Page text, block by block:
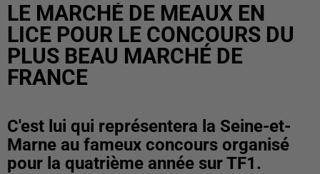
LE MARCHÉ DE MEAUX EN
LICE POUR LE CONCOURS DU
PLUS BEAU MARCHÉ DE
FRANCE
C'est lui qui représentera la Seine-et-
Marne au fameux concours organisé
pour la quatrième année sur TF1.